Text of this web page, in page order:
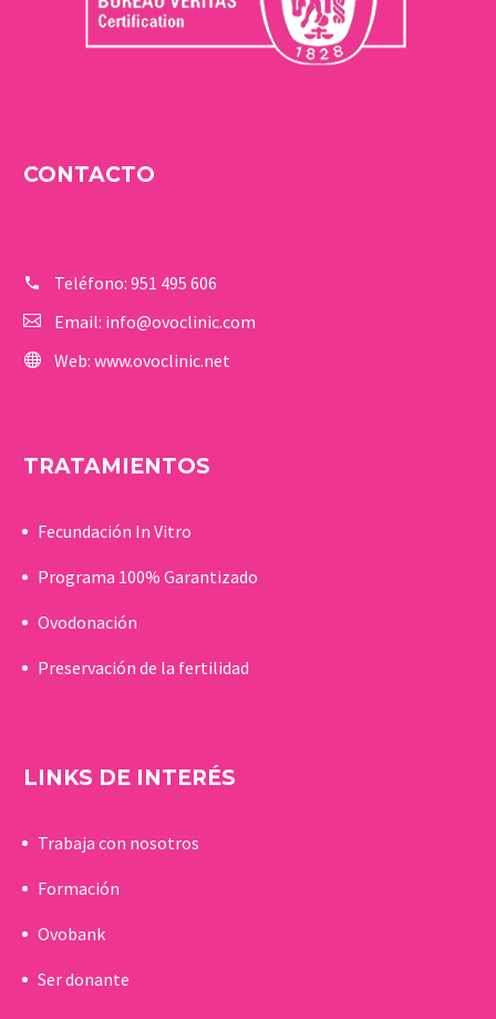
CONTACTO
Teléfono: 951 495 606
Email: info@ovoclinic.com
Web: www.ovoclinic.net
TRATAMIENTOS
Fecundación In Vitro
Programa 100% Garantizado
Ovodonación
Preservación de la fertilidad
LINKS DE INTERÉS
Trabaja con nosotros
Formación
Ovobank
Ser donante